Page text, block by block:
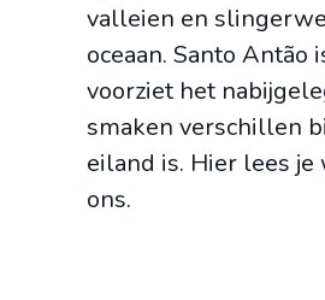
valleien en
oceaan. Santo
voorziet het
smaken verschillen
eiland is. Hier lees je
ons.